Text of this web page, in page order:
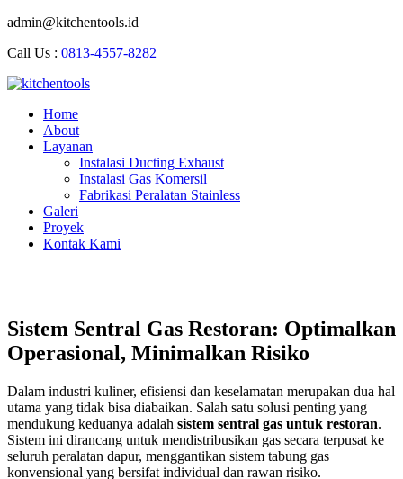
admin@kitchentools.id
Call Us : 0813-4557-8282
Home
About
Layanan
Instalasi Ducting Exhaust
Instalasi Gas Komersil
Fabrikasi Peralatan Stainless
Galeri
Proyek
Kontak Kami
Sistem Sentral Gas Restoran: Optimalkan
Operasional, Minimalkan Risiko
Dalam industri kuliner, efisiensi dan keselamatan merupakan dua hal
utama yang tidak bisa diabaikan. Salah satu solusi penting yang
mendukung keduanya adalah sistem sentral gas untuk restoran.
Sistem ini dirancang untuk mendistribusikan gas secara terpusat ke
seluruh peralatan dapur, menggantikan sistem tabung gas
konvensional yang bersifat individual dan rawan risiko.